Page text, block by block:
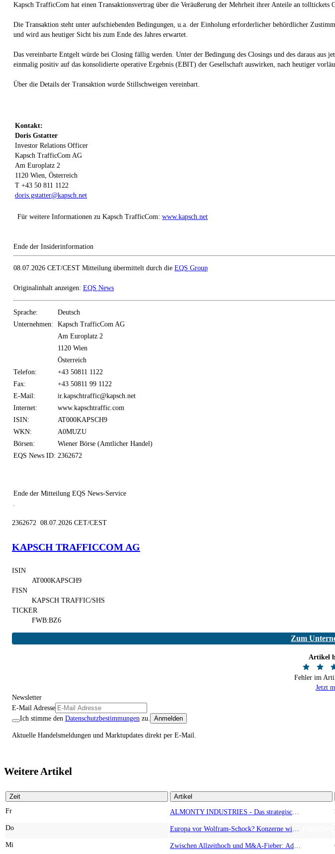
Kapsch TrafficCom hat einen Transaktionsvertrag über die Veräußerung der Mehrheit ihrer Anteile an tolltickets
Die Transaktion steht unter aufschiebenden Bedingungen, u.a. der Einholung erforderlicher behördlicher
und wird aus heutiger Sicht bis zum Ende des Jahres erwartet.
Das vereinbarte Entgelt würde bei Closing fällig werden. Unter der Bedingung des Closings und des daraus
einmalig positiv auf das konsolidierte operative Ergebnis (EBIT) der Gesellschaft auswirken, nach heutiger
Über die Details der Transaktion wurde Stillschweigen vereinbart.
Kontakt:
Doris Gstatter
Investor Relations Officer
Kapsch TrafficCom AG
Am Europlatz 2
1120 Wien, Österreich
T +43 50 811 1122
doris.gstatter@kapsch.net
Für weitere Informationen zu Kapsch TrafficCom: www.kapsch.net
Ende der Insiderinformation
08.07.2026 CET/CEST Mitteilung übermittelt durch die EQS Group
Originalinhalt anzeigen: EQS News
Sprache:
Deutsch
Unternehmen:
Kapsch TrafficCom AG
Am Europlatz 2
1120 Wien
Österreich
Telefon:
+43 50811 1122
Fax:
+43 50811 99 1122
E-Mail:
ir.kapschtraffic@kapsch.net
Internet:
www.kapschtraffic.com
ISIN:
AT000KAPSCH9
WKN:
A0MUZU
Börsen:
Wiener Börse (Amtlicher Handel)
EQS News ID: 2362672
Ende der Mitteilung EQS News-Service
2362672 08.07.2026 CET/CEST
KAPSCH TRAFFICCOM AG
ISIN
AT000KAPSCH9
FISN
KAPSCH TRAFFIC/SHS
TICKER
FWB:BZ6
Zum
Artikel
Fehler im
Jetzt
Newsletter
E-Mail Adresse
Ich stimme den Datenschutzbestimmungen zu. Anmelden
Aktuelle Handelsmeldungen und Marktupdates direkt per E-Mail.
Weitere Artikel
Zeit Artikel
Fr
Do
Mi